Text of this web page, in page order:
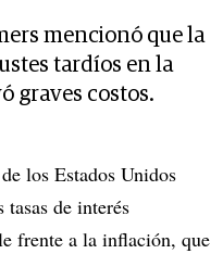
mencionó que la
tardíos en la
graves costos.
los Estados Unidos
de interés
frente a la inflación, que